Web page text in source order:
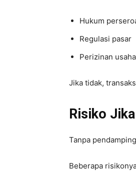
Hukum
Regulasi pasar
Perizinan usaha
Jika tidak,
Risiko
Tanpa
Beberapa